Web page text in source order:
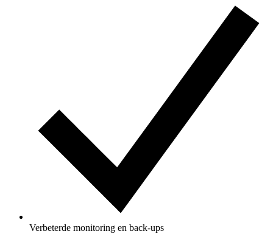
Verbeterde monitoring en back-ups